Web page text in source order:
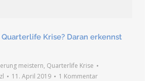
Krise? Daran erkennst
meistern, Quarterlife Krise
11. April 2019 1 Kommentar